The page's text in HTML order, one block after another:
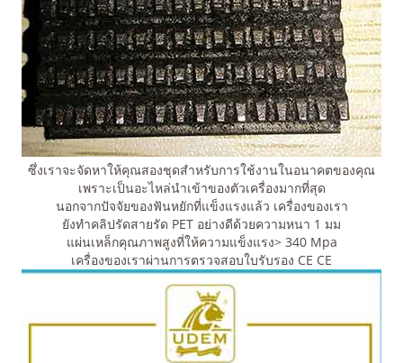
ซึ่งเราจะจัดหาให้คุณสองชุดสำหรับการใช้งานในอนาคตของคุณ
เพราะเป็นอะไหล่นำเข้าของตัวเครื่องมากที่สุด
นอกจากปัจจัยของฟันหยักที่แข็งแรงแล้ว เครื่องของเรา
ยังทำคลิปรัดสายรัด PET อย่างดีด้วยความหนา 1 มม
แผ่นเหล็กคุณภาพสูงที่ให้ความแข็งแรง> 340 Mpa
เครื่องของเราผ่านการตรวจสอบใบรับรอง CE CE